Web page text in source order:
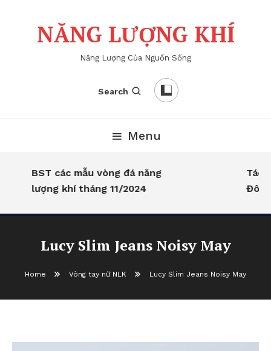
NĂNG LƯỢNG KHÍ
Năng Lượng Của Nguồn Sống
Search
Menu
BST các mẫu vòng đá năng
lượng khí tháng 11/2024
Tác
Lucy Slim Jeans Noisy May
Home Vòng tay nữ NLK Lucy Slim Jeans Noisy May